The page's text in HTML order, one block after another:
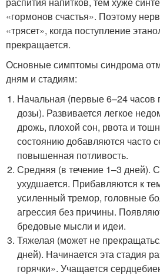
«гормонов счастья». Поэтому
«трясет», когда поступление
прекращается.
Основные симптомы синдрома
дням и стадиям:
Начальная (первые 6–24 часов
дозы). Развивается легкое
дрожь, плохой сон, рвота и
состоянию добавляются часто
повышенная потливость.
Средняя (в течение 1–3 дней).
ухудшается. Прибавляются к
усиленный тремор, головные
агрессия без причины.
бредовые мысли и идеи.
Тяжелая (может не
дней). Начинается эта стадия
горячки». Учащается